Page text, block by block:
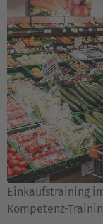
Einkaufstraining
Kompetenz-